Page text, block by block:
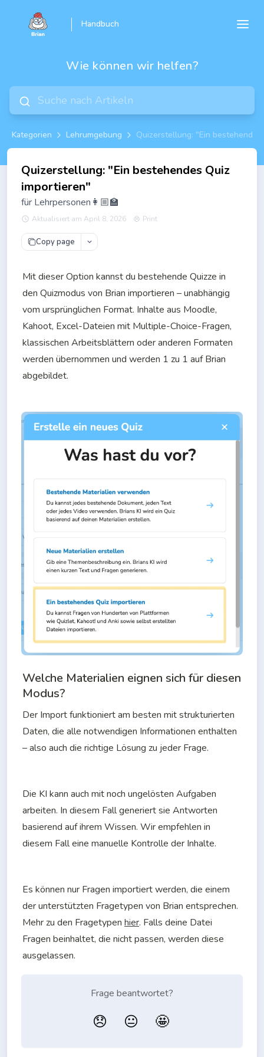
Handbuch
Wie können wir helfen?
Kategorien Lehrumgebung Quizerstellung: "Ein
Quizerstellung: "Ein bestehendes Quiz
importieren"
für Lehrpersonen👩🏼‍🏫
Aktualisiert am April 8, 2026 Print
Copy page
Mit dieser Option kannst du bestehende Quizze in
den Quizmodus von Brian importieren – unabhängig
vom ursprünglichen Format. Inhalte aus Moodle,
Kahoot, Excel-Dateien mit Multiple-Choice-Fragen,
klassischen Arbeitsblättern oder anderen Formaten
werden übernommen und werden 1 zu 1 auf Brian
abgebildet.
Welche Materialien eignen sich für diesen
Modus?
Der Import funktioniert am besten mit strukturierten
Daten, die alle notwendigen Informationen enthalten
– also auch die richtige Lösung zu jeder Frage.
Die KI kann auch mit noch ungelösten Aufgaben
arbeiten. In diesem Fall generiert sie Antworten
basierend auf ihrem Wissen. Wir empfehlen in
diesem Fall eine manuelle Kontrolle der Inhalte.
Es können nur Fragen importiert werden, die einem
der unterstützten Fragetypen von Brian entsprechen.
Mehr zu den Fragetypen hier. Falls deine Datei
Fragen beinhaltet, die nicht passen, werden diese
ausgelassen.
Frage beantwortet?
😞 😐 🤩